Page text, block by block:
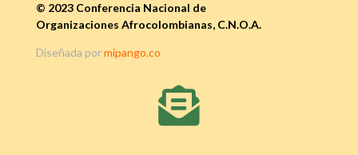
© 2023 Conferencia Nacional de
Organizaciones Afrocolombianas, C.N.O.A.
Diseñada pormipango.co
